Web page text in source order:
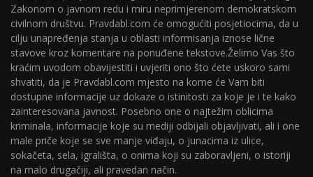
Zakonom o javnom redu i miru neprimjerenom demokratskom
civilnom društvu. Pravdabl.com će omogućiti posjetiocima, da u
cilju unapređenja stanja u oblasti informisanja iznose lične
stavove kroz komentare na ponuđene tekstove.Želimo Vas što
kraćim uvodom obavijestiti i uvjeriti ono što ćete uskoro sami
shvatiti, da je Pravdabl.com mjesto na kome će Vam biti
dostupne informacije uz dokaze o istinitosti za koje je i te kako
zainteresovana javnost. Posebno one o najtežim oblicima
kriminala, informacije koje su mediji odbijali objavljivati, ali i one
male priče koje se sve manje viđaju, o junacima iz ulice,
sokačeta, sela, igrališta, o onima koji su zaboravljeni, o istoriji
na malo drugačiji, ali pravedan način.